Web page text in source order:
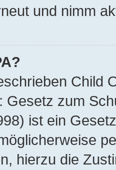
und nimm
Child
Gesetz zum
ist ein
hierzu die